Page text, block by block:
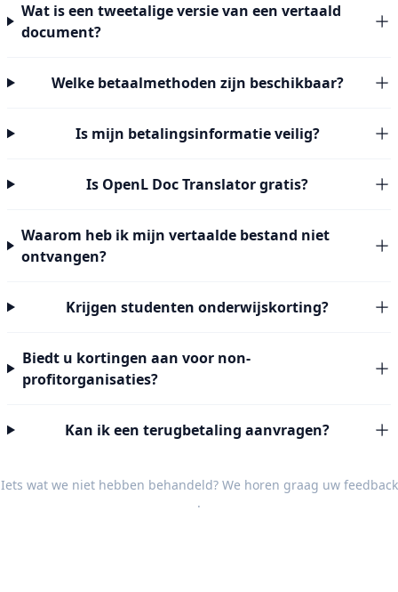
Wat is een tweetalige versie van een vertaald
document?
Welke betaalmethoden zijn beschikbaar?
Is mijn betalingsinformatie veilig?
Is OpenL Doc Translator gratis?
Waarom heb ik mijn vertaalde bestand niet
ontvangen?
Krijgen studenten onderwijskorting?
Biedt u kortingen aan voor non-
profitorganisaties?
Kan ik een terugbetaling aanvragen?
Iets wat we niet hebben behandeld? We horen graag uw feedback
.